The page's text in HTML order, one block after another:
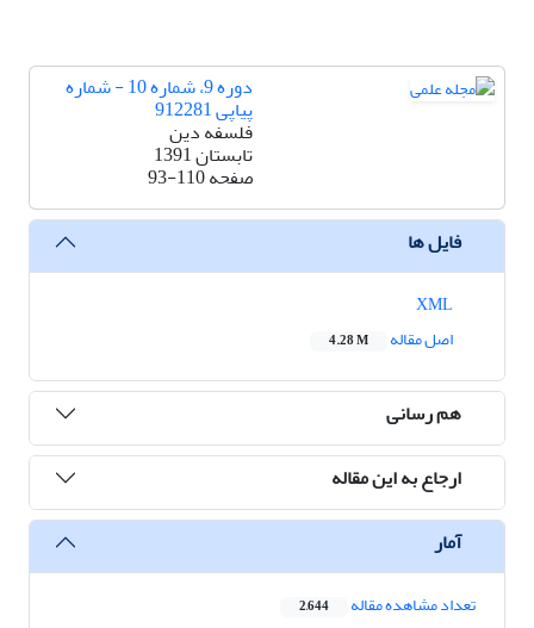
دوره 9، شماره 10 - شماره
پیاپی 912281
فلسفه دین
تابستان 1391
صفحه93-110
فایل ها
اصل مقاله
4.28 M
هم رسانی
ارجاع به این مقاله
آمار
تعداد مشاهده مقاله 2,644